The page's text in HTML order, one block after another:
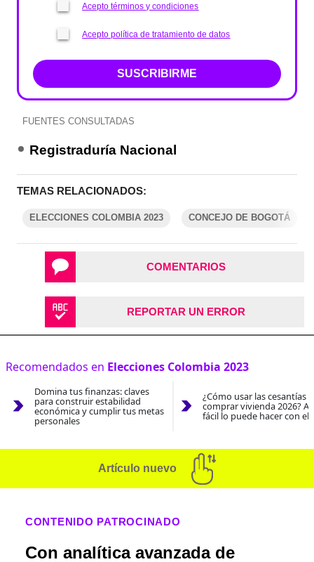
Acepto términos y condiciones
Acepto política de tratamiento de datos
SUSCRIBIRME
FUENTES CONSULTADAS
Registraduría Nacional
TEMAS RELACIONADOS:
ELECCIONES COLOMBIA 2023 CONCEJO DE BOGOTÁ
COMENTARIOS
REPORTAR UN ERROR
Recomendados en Elecciones Colombia 2023
Domina tus finanzas: claves
para construir estabilidad
económica y cumplir tus metas
personales
¿Cómo usar las cesantías
comprar vivienda 2026?
fácil lo puede hacer con el
Artículo nuevo
CONTENIDO PATROCINADO
Con analítica avanzada de